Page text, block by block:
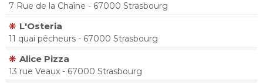
7 Rue de la Chaîne - 67000 Strasbourg
L'Osteria
11 quai pêcheurs - 67000 Strasbourg
Alice Pizza
13 rue Veaux - 67000 Strasbourg